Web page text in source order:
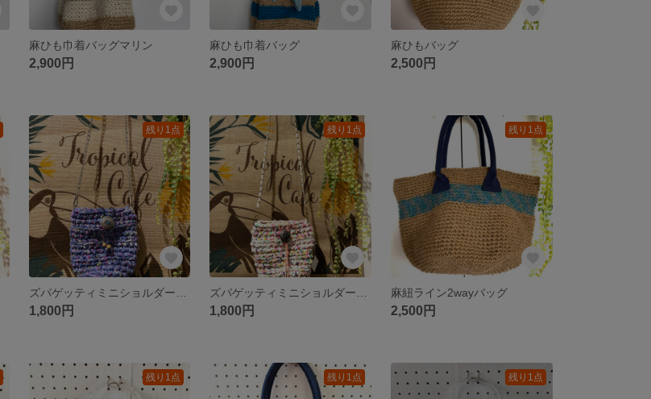
麻ひも巾着バッグマリン
2,900円
麻ひも巾着バッグ
2,900円
麻ひもバッグ
2,500円
残り1点
1,800円
残り1点
1,800円
残り1点
麻紐ライン2wayバッグ
2,500円
残り1点 残り1点 残り1点